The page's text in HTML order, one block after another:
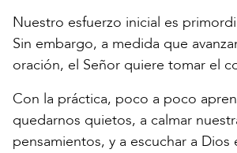
Nuestro esfuerzo inicial es
Sin embargo, a medida que
oración, el Señor quiere tomar el
Con la práctica, poco a poco
quedarnos quietos, a calmar
pensamientos, y a escuchar a Dios